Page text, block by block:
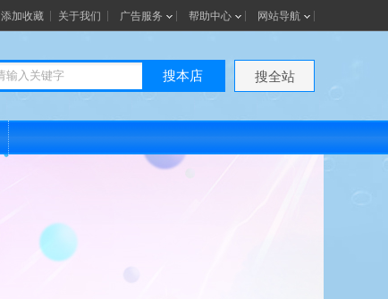
添加收藏 关于我们 广告服务 帮助中心 网站导航
搜本店 搜全站